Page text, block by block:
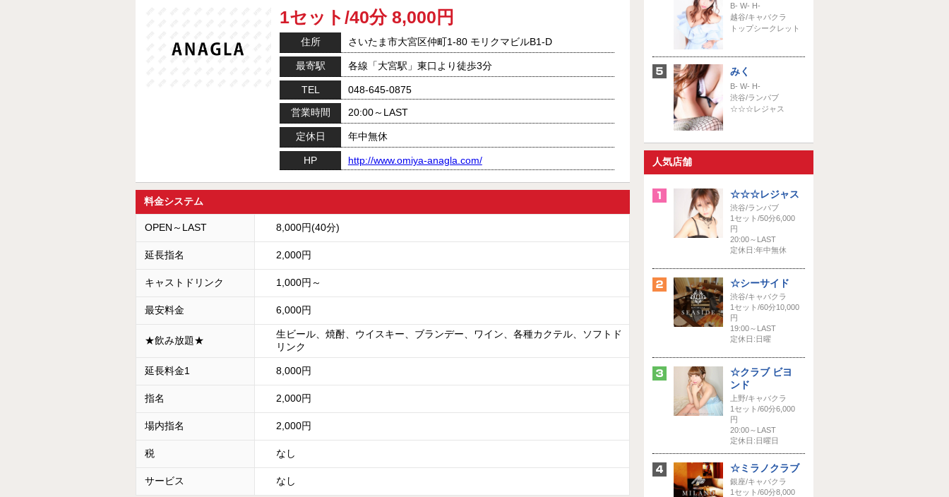
1セット/40分 8,000円
住所 さいたま市大宮区仲町1-80 モリクマビルB1-D
最寄駅 各線「大宮駅」東口より徒歩3分
TEL
048-645-0875
営業時間
20:00～LAST
定休日 年中無休
HP http://www.omiya-anagla.com/
料金システム
OPEN～LAST 8,000円(40分)
延長指名 2,000円
キャストドリンク 1,000円～
最安料金 6,000円
★飲み放題★
生ビール、焼酎、ウイスキー、ブランデー、ワイン、各種カクテル、ソフトド
リンク
延長料金1 8,000円
指名 2,000円
場内指名 2,000円
税 なし
サービス なし
B- W- H-
越谷/キャバクラ
トップシークレット
みく
B- W- H-
渋谷/ランパブ
☆☆☆レジャス
人気店舗
☆☆☆レジャス
渋谷/ランパブ
1セット/50分6,000
円
20:00～LAST
定休日:年中無休
☆シーサイド
渋谷/キャバクラ
1セット/60分10,000
円
19:00～LAST
定休日:日曜
☆クラブ ビヨ
ンド
上野/キャバクラ
1セット/60分6,000
円
20:00～LAST
定休日:日曜日
☆ミラノクラブ
銀座/キャバクラ
1セット/60分8,000